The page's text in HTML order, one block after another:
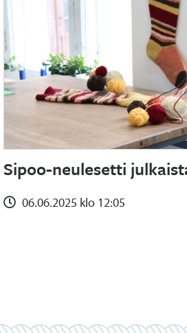
Sipoo-neulesetti
06.06.2025 klo 12:05